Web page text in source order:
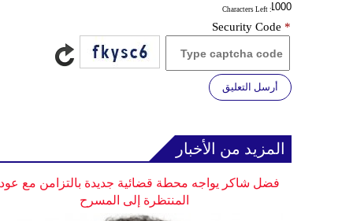
: Characters Left
Security Code *
أرسل التعليق
المزيد من الأخبار
فضل شاكر يواجه محطة قضائية جديدة بالتزامن مع
المنتظرة إلى المسرح